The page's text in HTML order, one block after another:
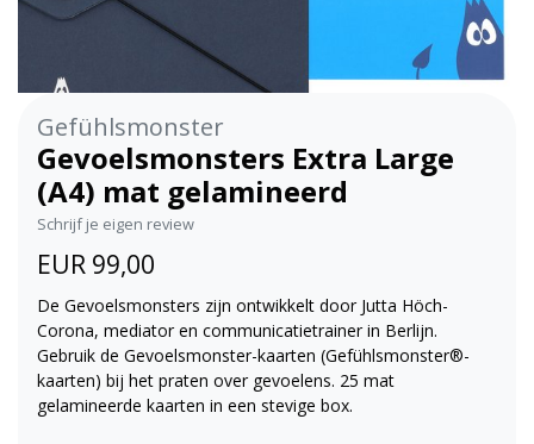
Gefühlsmonster
Gevoelsmonsters Extra Large
(A4) mat gelamineerd
Schrijf je eigen review
EUR 99,00
De Gevoelsmonsters zijn ontwikkelt door Jutta Höch-
Corona, mediator en communicatietrainer in Berlijn.
Gebruik de Gevoelsmonster-kaarten (Gefühlsmonster®-
kaarten) bij het praten over gevoelens. 25 mat
gelamineerde kaarten in een stevige box.